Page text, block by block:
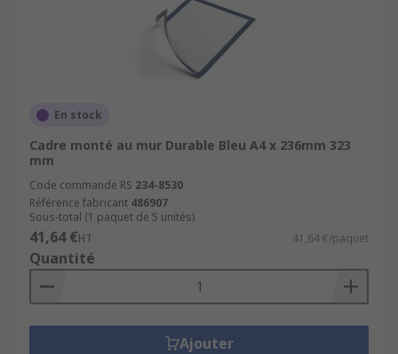
En stock
Cadre monté au mur Durable Bleu A4 x 236mm 323
mm
Code commande RS 234-8530
Référence fabricant 486907
Sous-total (1 paquet de 5 unités)
41,64 €HT 41,64 €/paquet
Quantité
Ajouter